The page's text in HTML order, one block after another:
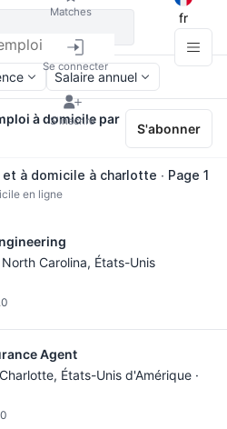
Matches
Se connecter
S'inscrire
fr
Salaire annuel
à domicile par
S'abonner
à domicile à charlotte ∙ Page 1
en ligne
Carolina, États-Unis
Agent
Charlotte, États-Unis d'Amérique ·